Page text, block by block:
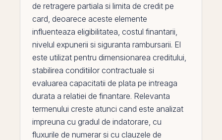
de retragere partiala si limita de credit pe
card, deoarece aceste elemente
influenteaza eligibilitatea, costul finantarii,
nivelul expunerii si siguranta rambursarii. El
este utilizat pentru dimensionarea creditului,
stabilirea conditiilor contractuale si
evaluarea capacitatii de plata pe intreaga
durata a relatiei de finantare. Relevanta
termenului creste atunci cand este analizat
impreuna cu gradul de indatorare, cu
fluxurile de numerar si cu clauzele de